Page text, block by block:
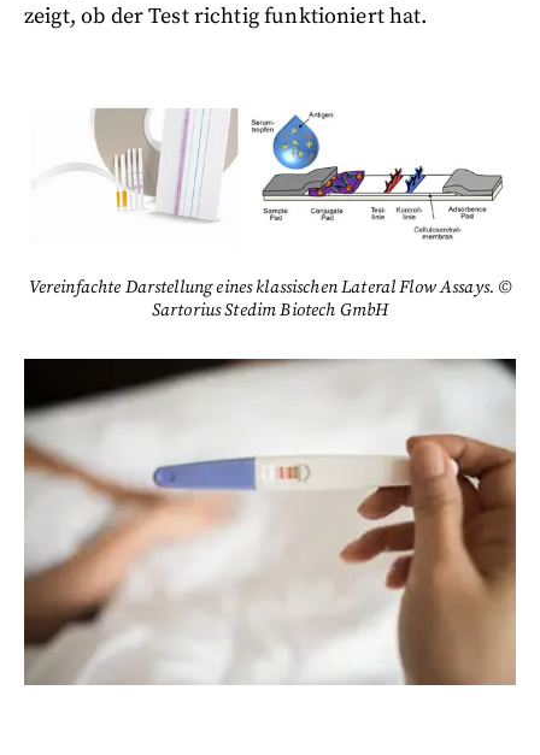
zeigt, ob der Test richtig funktioniert hat.
Vereinfachte Darstellung eines klassischen Lateral Flow Assays. ©
Sartorius Stedim Biotech GmbH